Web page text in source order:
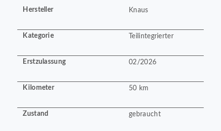
Hersteller Knaus
Kategorie Teilintegrierter
Erstzulassung 02/2026
Kilometer 50 km
Zustand gebraucht